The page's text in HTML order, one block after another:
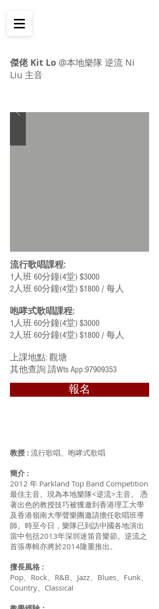
傑佬 Kit Lo @本地樂隊 逆流 Ni
Liu 主音
流行歌唱課程:
1人班 60分鐘(4堂) $3000​
2人班 60分鐘(4堂) $1800​ / 每人
咆哮式歌唱課程:
1人班 60分鐘(4堂) $3000
2人班 60分鐘(4堂) $1800​ / 每人
上課地點: 觀塘
​其他查詢 請Wts App:97909353
報名
教授 : 流行歌唱、咆哮式歌唱
簡介 :
2012 年 Parkland Top Band Competition
最佳主音。現為本地樂隊<逆流>主音。 憑
著出色的教授技巧被獲邀到香港理工大學
及香港嶺南大學聲樂團邀請擔任歌唱班導
師。時至今日，樂隊已到訪中國各地演出
當中包括2013年深圳迷笛音樂節。逆流之
首張專輯亦將於2014隆重推出。
擅長風格 :
Pop、Rock、R&B、Jazz、Blues、Funk、
Country、Classical